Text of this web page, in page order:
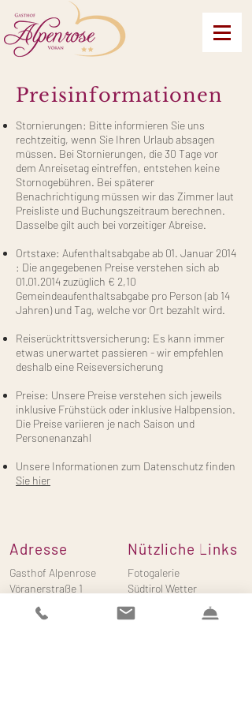
Preisinformationen
Stornierungen: Bitte informieren Sie uns
rechtzeitig, wenn Sie Ihren Urlaub absagen
müssen. Bei Stornierungen, die 30 Tage vor
dem Anreisetag eintreffen, entstehen keine
Stornogebühren. Bei späterer
Benachrichtigung müssen wir das Zimmer laut
Preisliste und Buchungszeitraum berechnen.
Dasselbe gilt auch bei vorzeitiger Abreise.
Ortstaxe: Aufenthaltsabgabe ab 01. Januar 2014
: Die angegebenen Preise verstehen sich ab
01.01.2014zuzüglich € 2,10
Gemeindeaufenthaltsabgabe pro Person (ab 14
Jahren) und Tag, welche vor Ort bezahlt wird.
Reiserücktrittsversicherung: Es kann immer
etwas unerwartet passieren - wir empfehlen
deshalb eine Reiseversicherung
Preise: Unsere Preise verstehen sich jeweils
inklusive Frühstück oder inklusive Halbpension.
Die Preise variieren je nach Saison und
Personenanzahl
Unsere Informationen zum Datenschutz finden
Sie hier
Adresse
Gasthof Alpenrose
Vöranerstraße 1
39010 Vöran
Südtirol - Italien
Nützliche Links
Fotogalerie
Südtirol Wetter
Preisinformationen
Anreise und Anfahrt